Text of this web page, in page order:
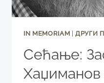
IN MEMORIAM |ДРУГИ
Сећање:
Хаџиманов